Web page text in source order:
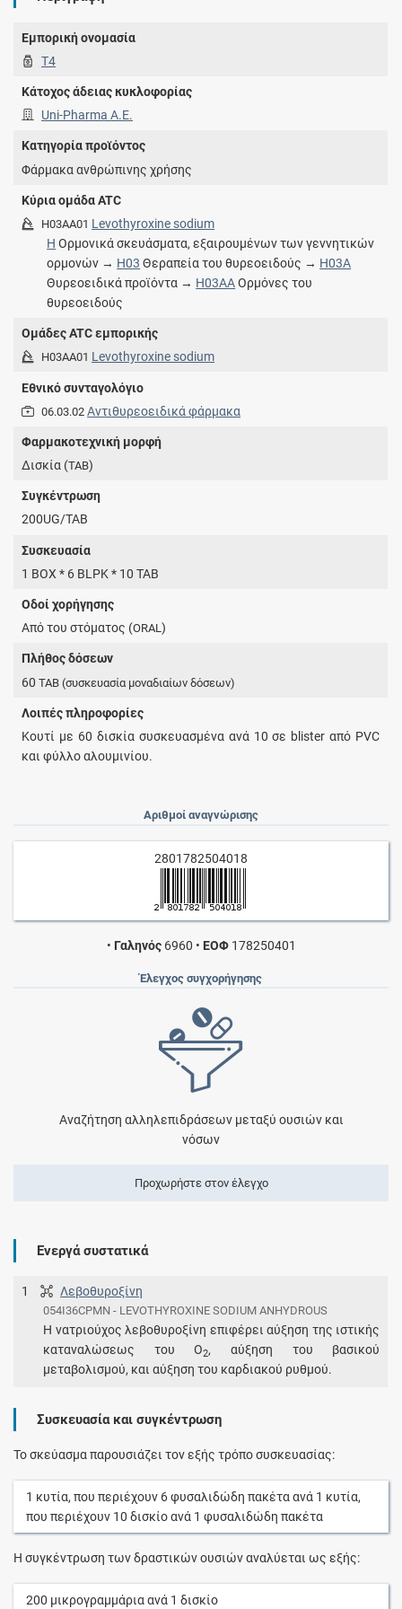
Εμπορική ονομασία
T4
Κάτοχος άδειας κυκλοφορίας
Uni-Pharma Α.Ε.
Κατηγορία προϊόντος
Φάρμακα ανθρώπινης χρήσης
Κύρια ομάδα ATC
H03AA01 Levothyroxine sodium
H Ορμονικά σκευάσματα, εξαιρουμένων των γεννητικών
ορμονών → H03 Θεραπεία του θυρεοειδούς → H03A
Θυρεοειδικά προϊόντα → H03AAΟρμόνες του
θυρεοειδούς
Ομάδες ATC εμπορικής
H03AA01 Levothyroxine sodium
Εθνικό συνταγολόγιο
06.03.02 Αντιθυρεοειδικά φάρμακα
Φαρμακοτεχνική μορφή
Δισκία (TAB)
Συγκέντρωση
200UG/TAB
Συσκευασία
1 BOX * 6 BLPK * 10 TAB
Οδοί χορήγησης
Από του στόματος (ORAL)
Πλήθος δόσεων
60TAB (συσκευασία μοναδιαίων δόσεων)
Λοιπές πληροφορίες
Κουτί με 60 δισκία συσκευασμένα ανά 10 σε blister από PVC
και φύλλο αλουμινίου.
Αριθμοί αναγνώρισης
2801782504018
• Γαληνός6960 • ΕΟΦ178250401
Έλεγχος συγχορήγησης
Αναζήτηση αλληλεπιδράσεων μεταξύ ουσιών και
νόσων
Προχωρήστε στον έλεγχο
Ενεργά συστατικά
1 Λεβοθυροξίνη
054I36CPMN - LEVOTHYROXINE SODIUM ANHYDROUS
Η νατριούχος λεβοθυροξίνη επιφέρει αύξηση της ιστικής
καταναλώσεως του Ο2, αύξηση του βασικού
μεταβολισμού, και αύξηση του καρδιακού ρυθμού.
Συσκευασία και συγκέντρωση
Το σκεύασμα παρουσιάζει τον εξής τρόπο συσκευασίας:
1 κυτία, που περιέχουν 6φυσαλιδώδη πακέταανά 1 κυτία,
που περιέχουν 10 δισκίοανά 1 φυσαλιδώδη πακέτα
Η συγκέντρωση των δραστικών ουσιών αναλύεται ως εξής:
200 μικρογραμμάριαανά 1 δισκίο